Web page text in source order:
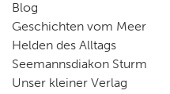
Blog
Geschichten vom Meer
Helden des Alltags
Seemannsdiakon Sturm
Unser kleiner Verlag